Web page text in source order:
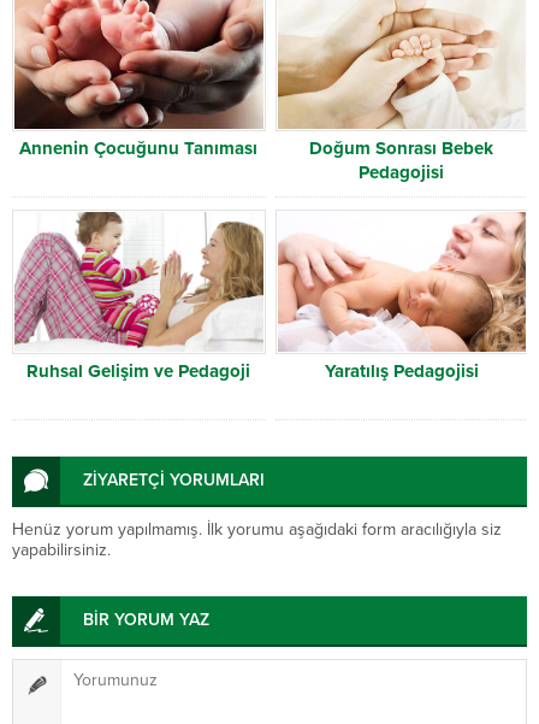
Annenin Çocuğunu Tanıması
Doğum Sonrası Bebek
Pedagojisi
Ruhsal Gelişim ve Pedagoji Yaratılış Pedagojisi
ZİYARETÇİ YORUMLARI
Henüz yorum yapılmamış. İlk yorumu aşağıdaki form aracılığıyla siz
yapabilirsiniz.
BİR YORUM YAZ